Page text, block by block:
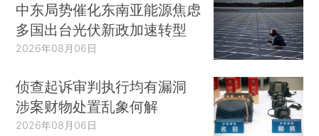
中东局势催化东南亚能源焦虑
多国出台光伏新政加速转型
2026年08月06日
侦查起诉审判执行均有漏洞
涉案财物处置乱象何解
2026年08月06日